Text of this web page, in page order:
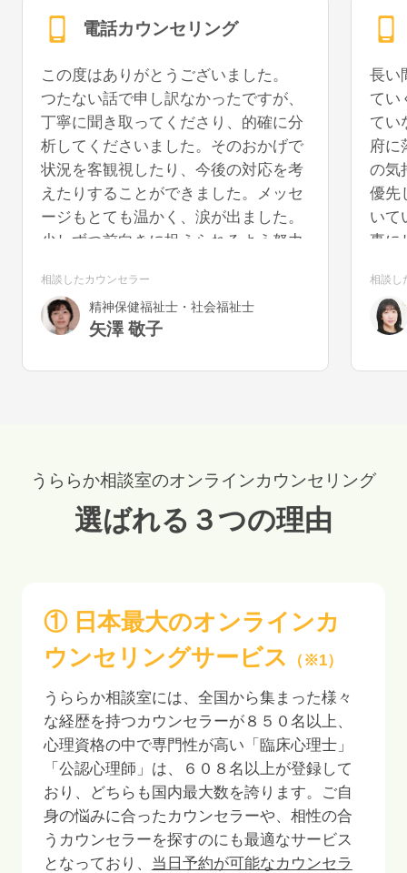
電話カウンセリング
この度はありがとうございました。
つたない話で申し訳なかったですが、
丁寧に聞き取ってくださり、的確に分
析してくださいました。そのおかげで
状況を客観視したり、今後の対応を考
えたりすることができました。メッセ
ージもとても温かく、涙が出ました。
少しずつ前向きに捉えられるよう努力
あれば、再度お話を聞いていただける
と幸いです。
相談したカウンセラー
精神保健福祉士・社会福祉士
矢澤 敬子
長い
てい
てい
府に
の気
優先
いて
事に
を切
気
う
相談し
うららか相談室のオンラインカウンセリング
選ばれる３つの理由
① 日本最大のオンラインカ
ウンセリングサービス
（※1）
うららか相談室には、全国から集まった様々
な経歴を持つカウンセラーが８５０ 名以上、
心理資格の中で専門性が高い「臨床心理士」
「公認心理師」は、
６０８ 名以上が登録して
おり、どちらも国内最大数を誇ります。ご自
身の悩みに合ったカウンセラーや、相性の合
うカウンセラーを探すのにも最適なサービス
となっており、 当日予約が可能なカウンセラ